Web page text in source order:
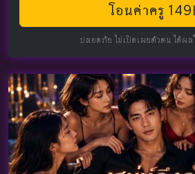
โอนค่าครู
ปลอดภัย ไม่เปิดเผยตัวตน ได้ผล